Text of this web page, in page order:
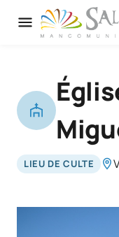
LIEU DE CULTE